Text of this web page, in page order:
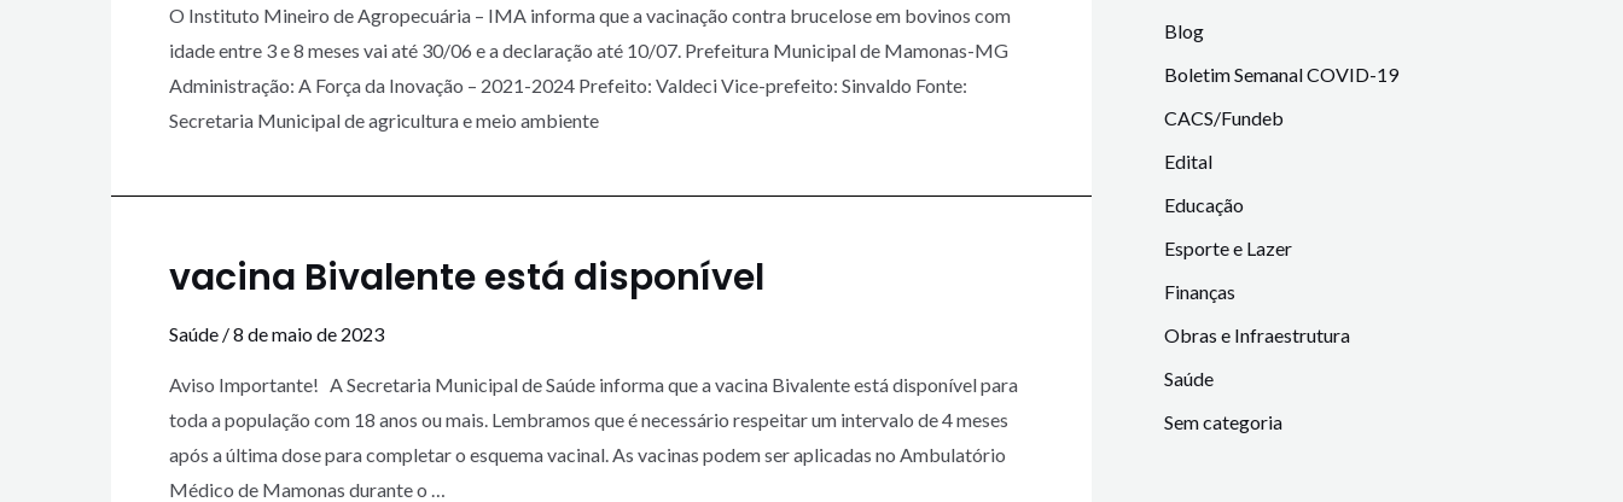
O Instituto Mineiro de Agropecuária – IMA informa que a vacinação contra brucelose em bovinos com
idade entre 3 e 8 meses vai até 30/06 e a declaração até 10/07. Prefeitura Municipal de Mamonas-MG
Administração: A Força da Inovação – 2021-2024 Prefeito: Valdeci Vice-prefeito: Sinvaldo Fonte:
Secretaria Municipal de agricultura e meio ambiente
vacina Bivalente está disponível
Saúde /8 de maio de 2023
Aviso Importante! A Secretaria Municipal de Saúde informa que a vacina Bivalente está disponível para
toda a população com 18 anos ou mais. Lembramos que é necessário respeitar um intervalo de 4 meses
após a última dose para completar o esquema vacinal. As vacinas podem ser aplicadas no Ambulatório
Médico de Mamonas durante o …
Blog
Boletim Semanal COVID-19
CACS/Fundeb
Edital
Educação
Esporte e Lazer
Finanças
Obras e Infraestrutura
Saúde
Sem categoria